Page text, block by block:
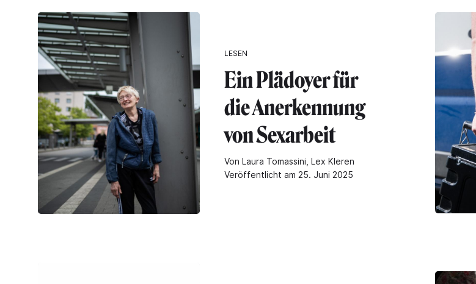
LESEN
Ein Plädoyer für
die Anerkennung
von Sexarbeit
Von Laura Tomassini, Lex Kleren
Veröffentlicht am 25. Juni 2025